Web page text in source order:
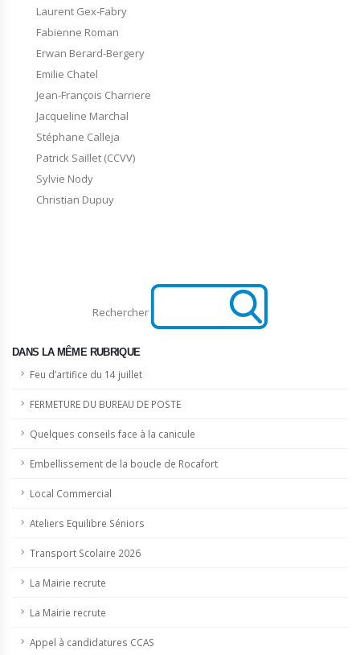
Laurent Gex-Fabry
Fabienne Roman
Erwan Berard-Bergery
Emilie Chatel
Jean-François Charriere
Jacqueline Marchal
Stéphane Calleja
Patrick Saillet (CCVV)
Sylvie Nody
Christian Dupuy
Rechercher
DANS LA MÊME RUBRIQUE
Feu d’artifice du 14 juillet
FERMETURE DU BUREAU DE POSTE
Quelques conseils face à la canicule
Embellissement de la boucle de Rocafort
Local Commercial
Ateliers Equilibre Séniors
Transport Scolaire 2026
La Mairie recrute
La Mairie recrute
Appel à candidatures CCAS